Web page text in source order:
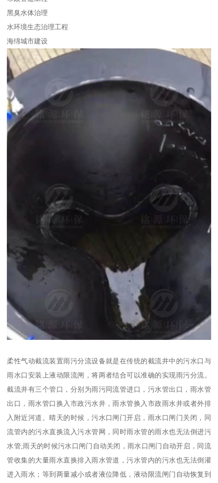
黑臭水体治理
水环境生态治理工程
海绵城市建设
柔性气动截流装置雨污分流设备就是在传统的截流井中的污水口与
雨水口安装上液动限流闸，将两者结合可以准确的实现雨污分流。
截流井有三个管口，分别为雨污同流管进口，污水管出口，雨水管
出口，雨水管口换入市政污水井，雨水管换入市政雨水井或者外排
入附近河道。晴天的时候，污水口闸门开启，雨水口闸门关闭，同
流管内的污水直换流入污水管网，同时雨水管的雨水也无法倒进污
水管;雨天的时候污水口闸门自动关闭，雨水口闸门自动开启，同流
管收集的大量雨水直换排入雨水管道，污水管内的污水也无法倒灌
进入雨水；等到两量减小或者液位降低，液动限流闸门自动恢复到